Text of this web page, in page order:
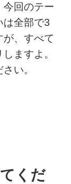
今回のテー
は全部で3
、すべて
ますよ。
い。
くだ